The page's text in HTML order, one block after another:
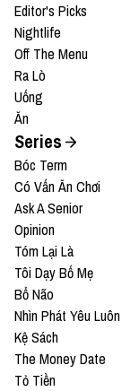
Editor's Picks
Nightlife
Off The Menu
Ra Lò
Uống
Ăn
Series
Bóc Term
Có Vấn Ăn Chơi
Ask A Senior
Opinion
Tóm Lại Là
Tôi Dạy Bố Mẹ
Bổ Não
Nhìn Phát Yêu Luôn
Kệ Sách
The Money Date
Tỏ Tiền